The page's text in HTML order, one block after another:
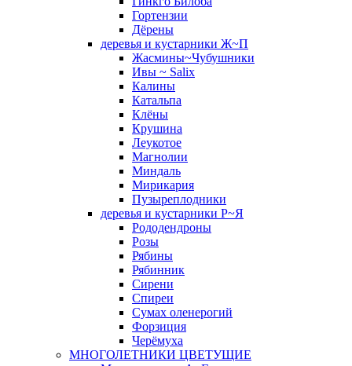
Гортензии
Дёрены
деревья и кустарники Ж~П
Жасмины~Чубушники
Ивы ~ Salix
Калины
Катальпа
Клёны
Крушина
Леукотое
Магнолии
Миндаль
Мирикария
Пузыреплодники
деревья и кустарники Р~Я
Рододендроны
Розы
Рябины
Рябинник
Сирени
Спиреи
Сумах оленерогий
Форзиция
Черёмуха
МНОГОЛЕТНИКИ ЦВЕТУЩИЕ